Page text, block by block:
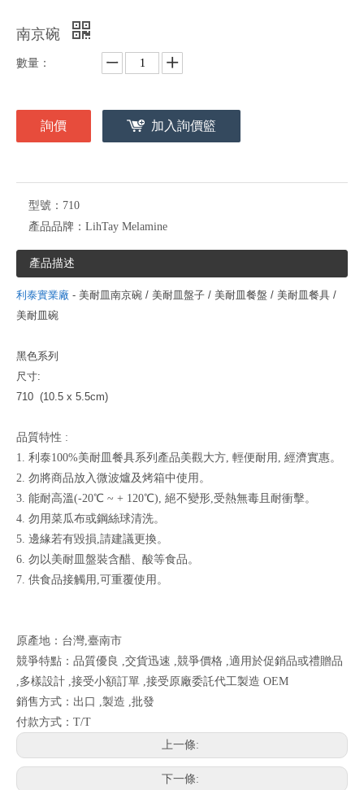
南京碗
數量：
詢價 加入詢價籃
型號： 710
產品品牌： LihTay Melamine
產品描述
利泰實業廠 - 美耐皿南京碗 / 美耐皿盤子 / 美耐皿餐盤 / 美耐皿餐具 /
美耐皿碗
黑色系列
尺寸:
710 (10.5 x 5.5cm)
品質特性 :
1. 利泰100%美耐皿餐具系列產品美觀大方, 輕便耐用, 經濟實惠。
2. 勿將商品放入微波爐及烤箱中使用。
3. 能耐高溫(-20℃ ~ + 120℃), 絕不變形,受熱無毒且耐衝擊。
4. 勿用菜瓜布或鋼絲球清洗。
5. 邊緣若有毀損,請建議更換。
6. 勿以美耐皿盤裝含醋、酸等食品。
7. 供食品接觸用,可重覆使用。
原產地：台灣,臺南市
競爭特點：品質優良 ,交貨迅速 ,競爭價格 ,適用於促銷品或禮贈品
,多樣設計 ,接受小額訂單 ,接受原廠委託代工製造 OEM
銷售方式：出口 ,製造 ,批發
付款方式：T/T
上一條:
下一條: